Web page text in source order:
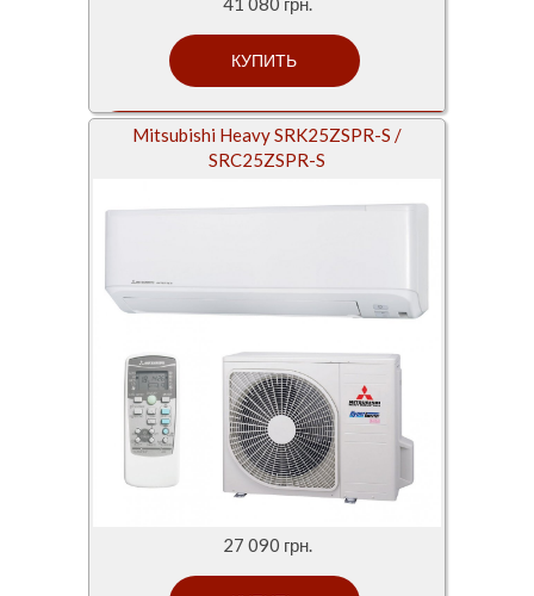
Mitsubishi Heavy SRK25ZSPR-S /
SRC25ZSPR-S
27 090 грн.